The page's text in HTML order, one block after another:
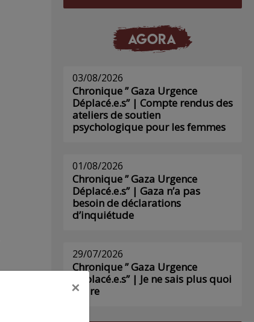
AGORA
03/08/2026
Chronique ” Gaza Urgence
Déplacé.e.s” | Compte rendus des
ateliers de soutien
psychologique pour les femmes
01/08/2026
Chronique ” Gaza Urgence
Déplacé.e.s” | Gaza n’a pas
besoin de déclarations
d’inquiétude
29/07/2026
Chronique ” Gaza Urgence
Déplacé.e.s” | Je ne sais plus quoi
écrire
×